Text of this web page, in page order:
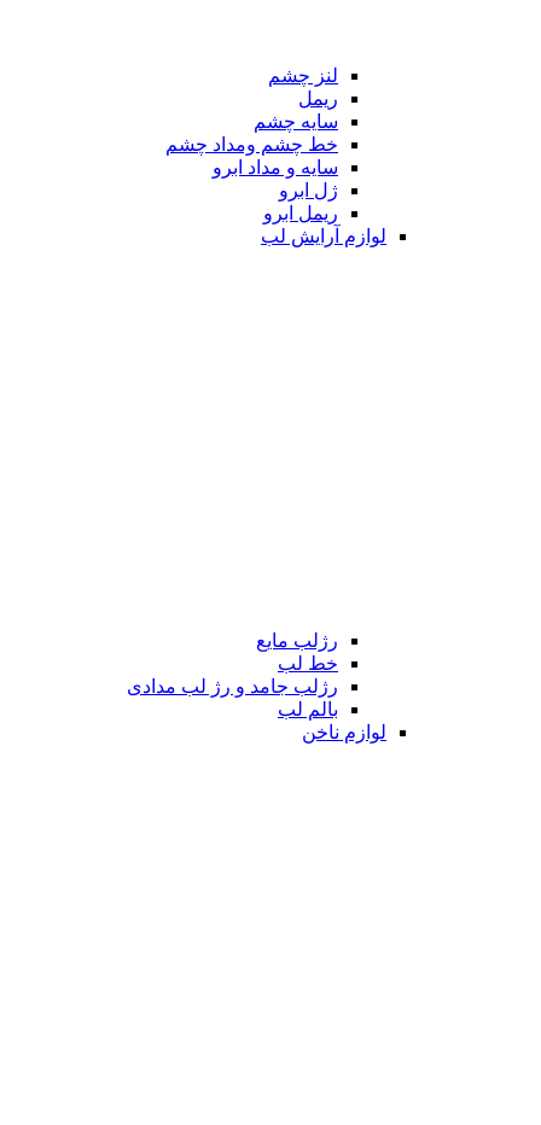
لنز چشم
ریمل
سایه چشم
خط چشم ومداد چشم
سایه و مداد ابرو
ژل ابرو
ریمل ابرو
لوازم آرایش لب
رژلب مایع
خط لب
رژلب جامد و رژ لب مدادی
بالم لب
لوازم ناخن